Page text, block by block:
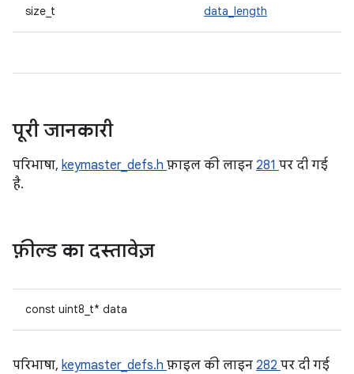
size_t data_length
पूरी जानकारी
परिभाषा, keymaster_defs.h फ़ाइल की लाइन 281 पर दी गई
है.
फ़ील्ड का दस्तावेज़
const uint8_t* data
परिभाषा, keymaster_defs.h फ़ाइल की लाइन 282 पर दी गई